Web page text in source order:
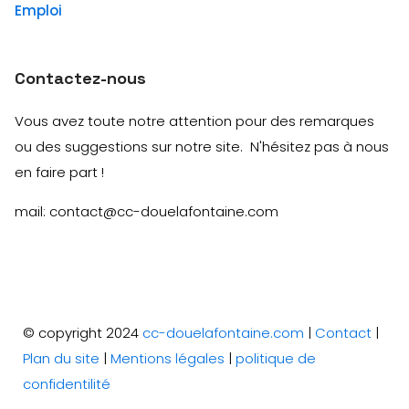
Emploi
Contactez-nous
Vous avez toute notre attention pour des remarques
ou des suggestions sur notre site. N'hésitez pas à nous
en faire part !
mail: contact@cc-douelafontaine.com
© copyright 2024 cc-douelafontaine.com | Contact |
Plan du site |Mentions légales |politique de
confidentilité